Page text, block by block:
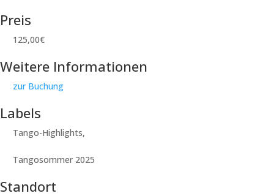
Preis
125,00€
Weitere Informationen
zur Buchung
Labels
Tango-Highlights,
Tangosommer 2025
Standort